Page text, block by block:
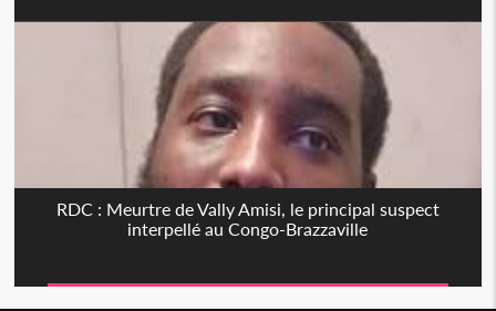
RDC : Meurtre de Vally Amisi, le principal suspect
interpellé au Congo-Brazzaville